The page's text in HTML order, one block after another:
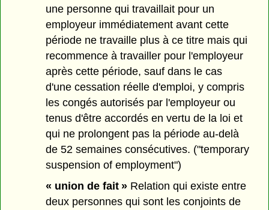
une personne qui travaillait pour un
employeur immédiatement avant cette
période ne travaille plus à ce titre mais qui
recommence à travailler pour l'employeur
après cette période, sauf dans le cas
d'une cessation réelle d'emploi, y compris
les congés autorisés par l'employeur ou
tenus d'être accordés en vertu de la loi et
qui ne prolongent pas la période au-delà
de 52 semaines consécutives. ("temporary
suspension of employment")
« union de fait » Relation qui existe entre
deux personnes qui sont les conjoints de